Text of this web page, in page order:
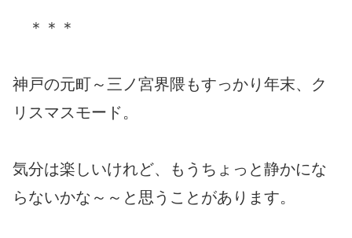
＊＊＊
神戸の元町～三ノ宮界隈もすっかり年末、ク
リスマスモード。
気分は楽しいけれど、もうちょっと静かにな
らないかな～～と思うことがあります。